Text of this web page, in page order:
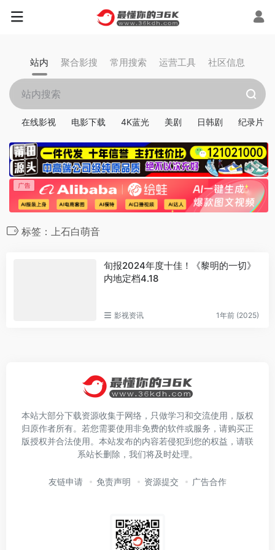
站内 聚合影搜 常用搜索 运营工具 社区信息
在线影视 电影下载 4K蓝光 美剧 日韩剧 纪录片
标签：上石白萌音
旬报2024年度十佳！《黎明的一切》
内地定档4.18
影视资讯 1年前 (2025)
本站大部分下载资源收集于网络，只做学习和交流使用，版权
归原作者所有。若您需要使用非免费的软件或服务，请购买正
版授权并合法使用。本站发布的内容若侵犯到您的权益，请联
系站长删除，我们将及时处理。
友链申请 免责声明 资源提交 广告合作